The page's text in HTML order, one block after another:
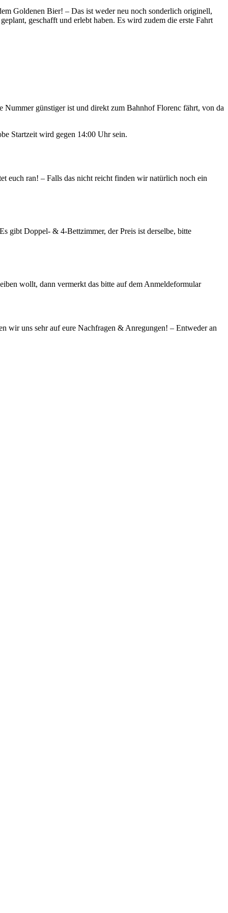
Goldenen Bier! – Das ist weder neu noch sonderlich originell,
geschafft und erlebt haben. Es wird zudem die erste Fahrt
günstiger ist und direkt zum Bahnhof Florenc fährt, von da
Startzeit wird gegen 14:00 Uhr sein.
euch ran! – Falls das nicht reicht finden wir natürlich noch ein
gibt Doppel- & 4-Bettzimmer, der Preis ist derselbe, bitte
wollt, dann vermerkt das bitte auf dem Anmeldeformular
wir uns sehr auf eure Nachfragen & Anregungen! – Entweder an